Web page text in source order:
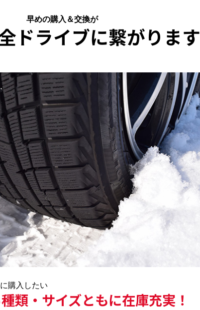
早めの購入＆交換が
ドライブに繋がります
購入したい
類・サイズともに在庫充実！